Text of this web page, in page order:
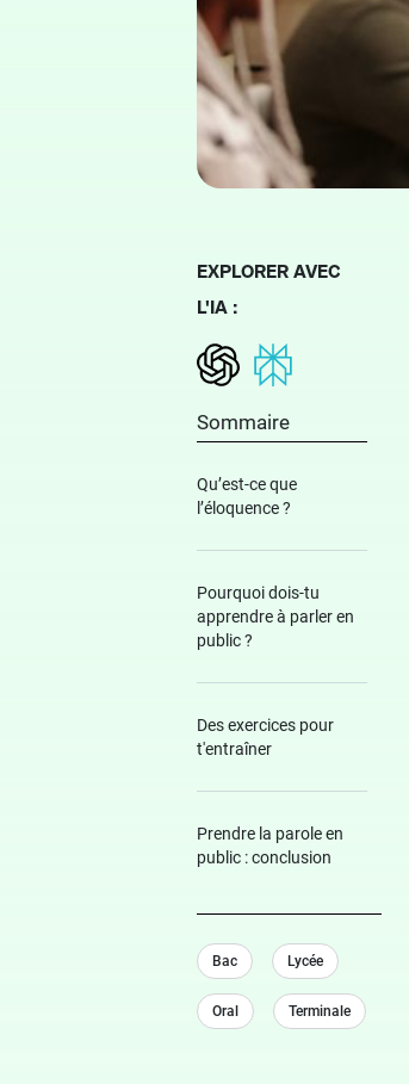
EXPLORER AVEC
L'IA :
Sommaire
Qu’est-ce que
l’éloquence ?
Pourquoi dois-tu
apprendre à parler en
public ?
Des exercices pour
t'entraîner
Prendre la parole en
public : conclusion
Bac Lycée
Oral Terminale